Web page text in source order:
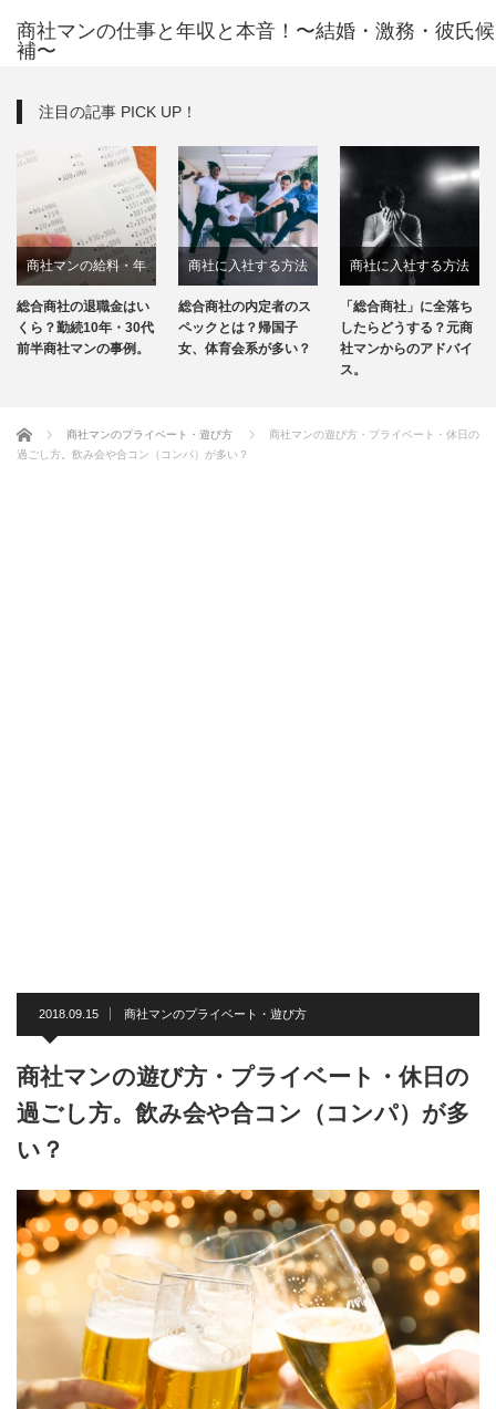
商社マンの仕事と年収と本音！〜結婚・激務・彼氏候
補〜
注目の記事 PICK UP！
商社に入社する方法
総合商社の内定者のス
ペックとは？帰国子
女、体育会系が多い？
商社に入社する方法
商社マンの転職
「総合商社」に全落ち
したらどうする？元商
社マンからのアドバイ
商社について
「総合商社」と「専門
商社」の違いを元商社
マンがわかりやすく解
説！
ホーム 商社マンのプライベート・遊び方
商社マンの遊び方・プライベート・休日の
過ごし方。飲み会や合コン（コンパ）が多い？
2018.09.15 商社マンのプライベート・遊び方
商社マンの遊び方・プライベート・休日の
過ごし方。飲み会や合コン（コンパ）が多
い？